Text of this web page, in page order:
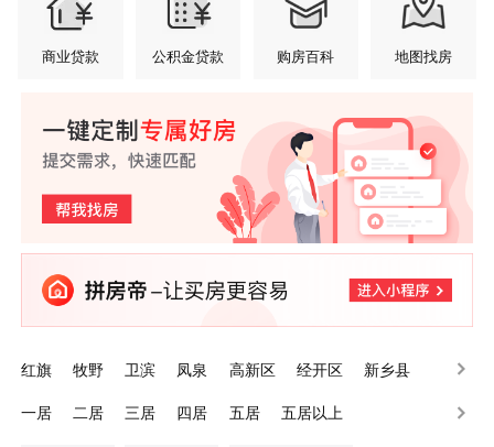
商业贷款 公积金贷款 购房百科 地图找房
红旗 牧野 卫滨 凤泉 高新区 经开区
新乡县
一居
二居 三居 四居 五居 五居以上